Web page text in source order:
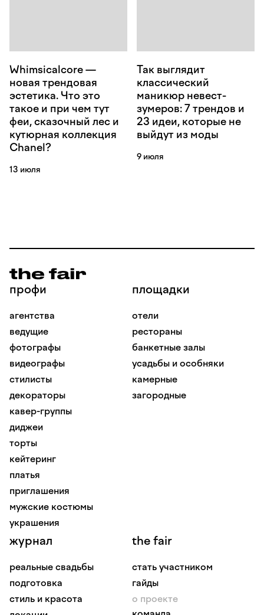
Whimsicalcore —
новая трендовая
эстетика. Что это
такое и при чем тут
феи, сказочный лес и
кутюрная коллекция
Chanel?
13 июля
Так выглядит
классический
маникюр невест-
зумеров: 7 трендов и
23 идеи, которые не
выйдут из моды
9 июля
профи
агентства
ведущие
фотографы
видеографы
стилисты
декораторы
кавер-группы
диджеи
торты
кейтеринг
платья
приглашения
мужские костюмы
украшения
площадки
отели
рестораны
банкетные залы
усадьбы и особняки
камерные
загородные
журнал
реальные свадьбы
подготовка
стиль и красота
the fair
стать участником
гайды
о проекте